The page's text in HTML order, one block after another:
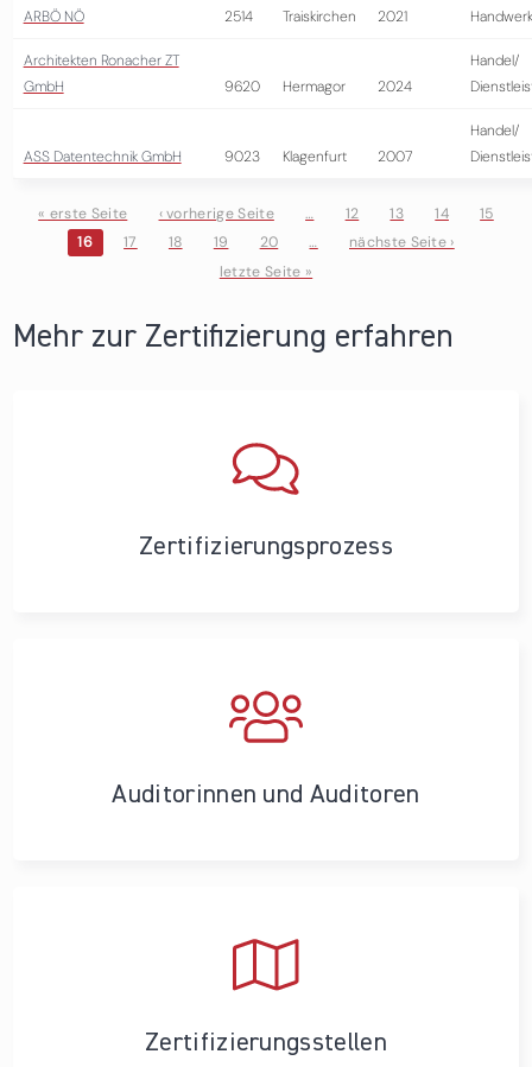
ARBÖ NÖ 2514 Traiskirchen 2021
Handwerk
Architekten Ronacher ZT
GmbH
9620 Hermagor 2024
Handel/
ASS Datentechnik GmbH 9023 Klagenfurt 2007
Handel/
Seiten
« erste Seite ‹ vorherige Seite … 12 13 14
15
16
17 18 19 20 …
nächste Seite ›
letzte Seite »
Mehr zur Zertifizierung erfahren
Zertifizierungs­prozess
Auditorinnen und Auditoren
Zertifizierungs­stellen